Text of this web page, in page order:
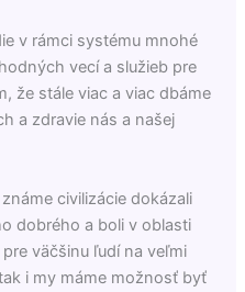
v rámci systému mnohé
vecí a služieb pre
že stále viac a viac dbáme
a zdravie nás a našej
civilizácie dokázali
dobrého a boli v oblasti
väčšinu ľudí na veľmi
i my máme možnosť byť